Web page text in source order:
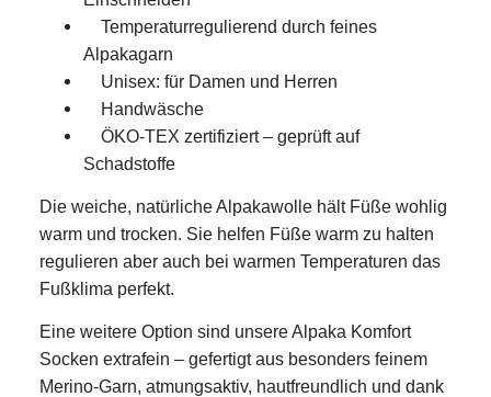
Temperaturregulierend durch feines
Alpakagarn
Unisex: für Damen und Herren
Handwäsche
ÖKO-TEX zertifiziert – geprüft auf
Schadstoffe
Die weiche, natürliche Alpakawolle hält Füße wohlig
warm und trocken. Sie helfen Füße warm zu halten
regulieren aber auch bei warmen Temperaturen das
Fußklima perfekt.
Eine weitere Option sind unsere Alpaka Komfort
Socken extrafein – gefertigt aus besonders feinem
Merino-Garn, atmungsaktiv, hautfreundlich und dank